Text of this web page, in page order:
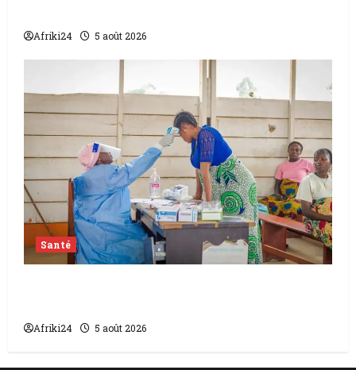
Afriki24 5 août 2026
Santé
Afriki24 5 août 2026